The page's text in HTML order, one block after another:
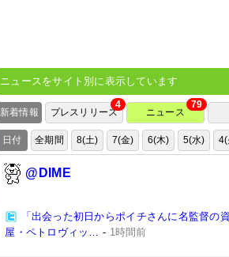
ニュースをサイト別に表示しています
新着情報
4
プレスリリース
79
ニュース
日付 全期間 8(土) 7(金) 6(木) 5(水)
@DIME
「出会った初日からポイチさんに名監督の
屋・ペトロヴィッ… - 1時間前